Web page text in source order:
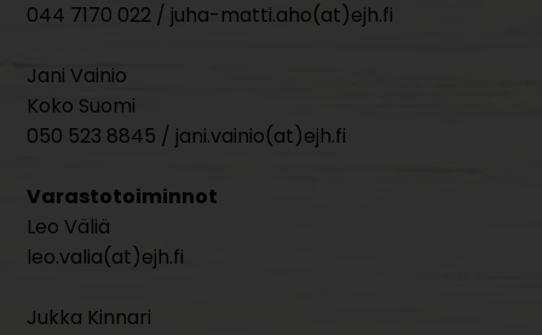
044 7170 022 / juha-matti.aho(at)ejh.fi
Jani Vainio
Koko Suomi
050 523 8845 / jani.vainio(at)ejh.fi
Varastotoiminnot
Leo Väliä
leo.valia(at)ejh.fi
Jukka Kinnari